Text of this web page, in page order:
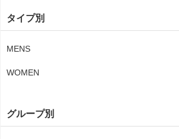
タイプ別
MENS
WOMEN
グループ別